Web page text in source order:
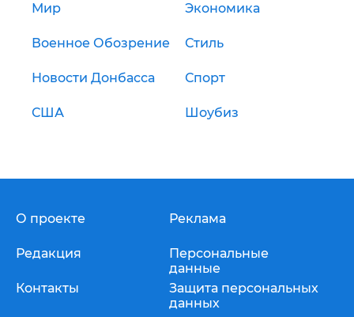
Мир Экономика
Военное Обозрение Стиль
Новости Донбасса Спорт
США Шоубиз
О проекте
Редакция
Контакты
Реклама
Персональные
данные
Защита персональных
данных